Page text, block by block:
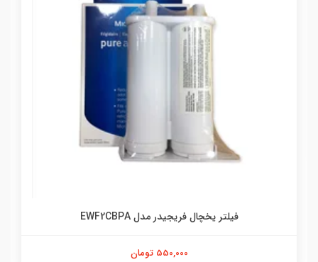
فیلتر یخچال فریجیدر مدل EWF2CBPA
550,000 تومان